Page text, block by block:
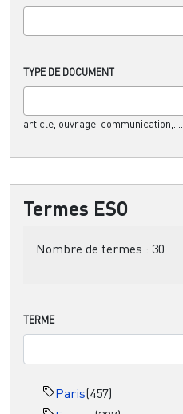
TYPE DE DOCUMENT
article, ouvrage, communication,....
Termes ESO
Nombre de termes : 30
TERME
Paris(457)